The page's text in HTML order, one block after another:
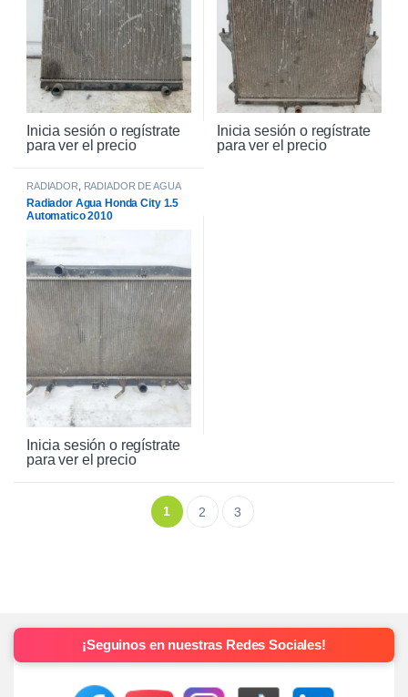
Inicia sesión o regístrate
para ver el precio
Inicia sesión o regístrate
para ver el precio
RADIADOR RADIADOR DE AGUA
Radiador Agua Honda City 1.5
Automatico 2010
Inicia sesión o regístrate
para ver el precio
1 2 3
¡Seguinos en nuestras Redes Sociales!